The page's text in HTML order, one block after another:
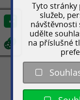
Tyto stránky
služeb,
návštěvnosti
udělte
na příslušné